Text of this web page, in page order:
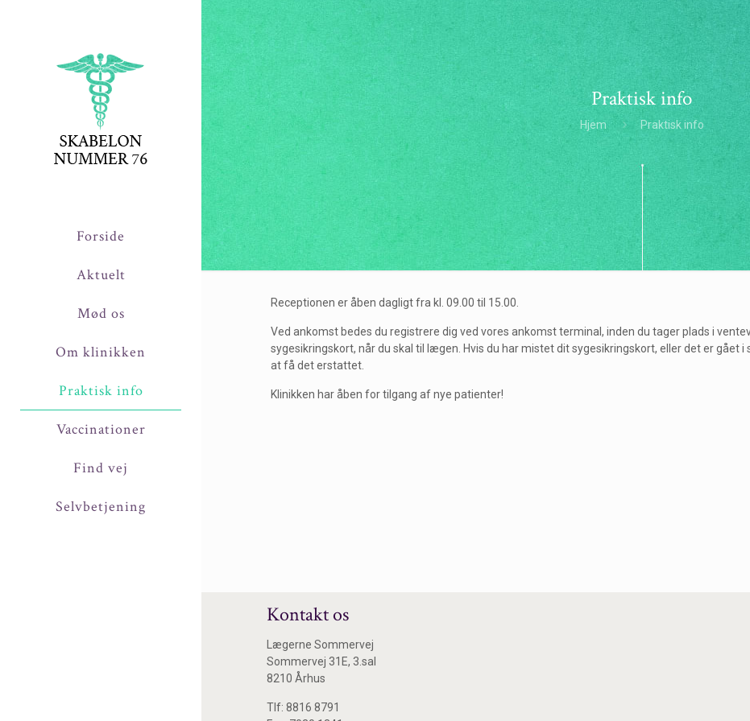
Forside
Aktuelt
Mød os
Om klinikken
Praktisk info
Vaccinationer
Find vej
Selvbetjening
Praktisk info
Hjem Praktisk info
Receptionen er åben dagligt fra kl. 09.00 til 15.00.
Ved ankomst bedes du registrere dig ved vores ankomst terminal, inden du tager plads i
sygesikringskort, når du skal til lægen. Hvis du har mistet dit sygesikringskort, eller det er gået
at få det erstattet.
Klinikken har åben for tilgang af nye patienter!
Kontakt os
Lægerne Sommervej
Sommervej 31E, 3.sal
8210 Århus
Tlf: 8816 8791